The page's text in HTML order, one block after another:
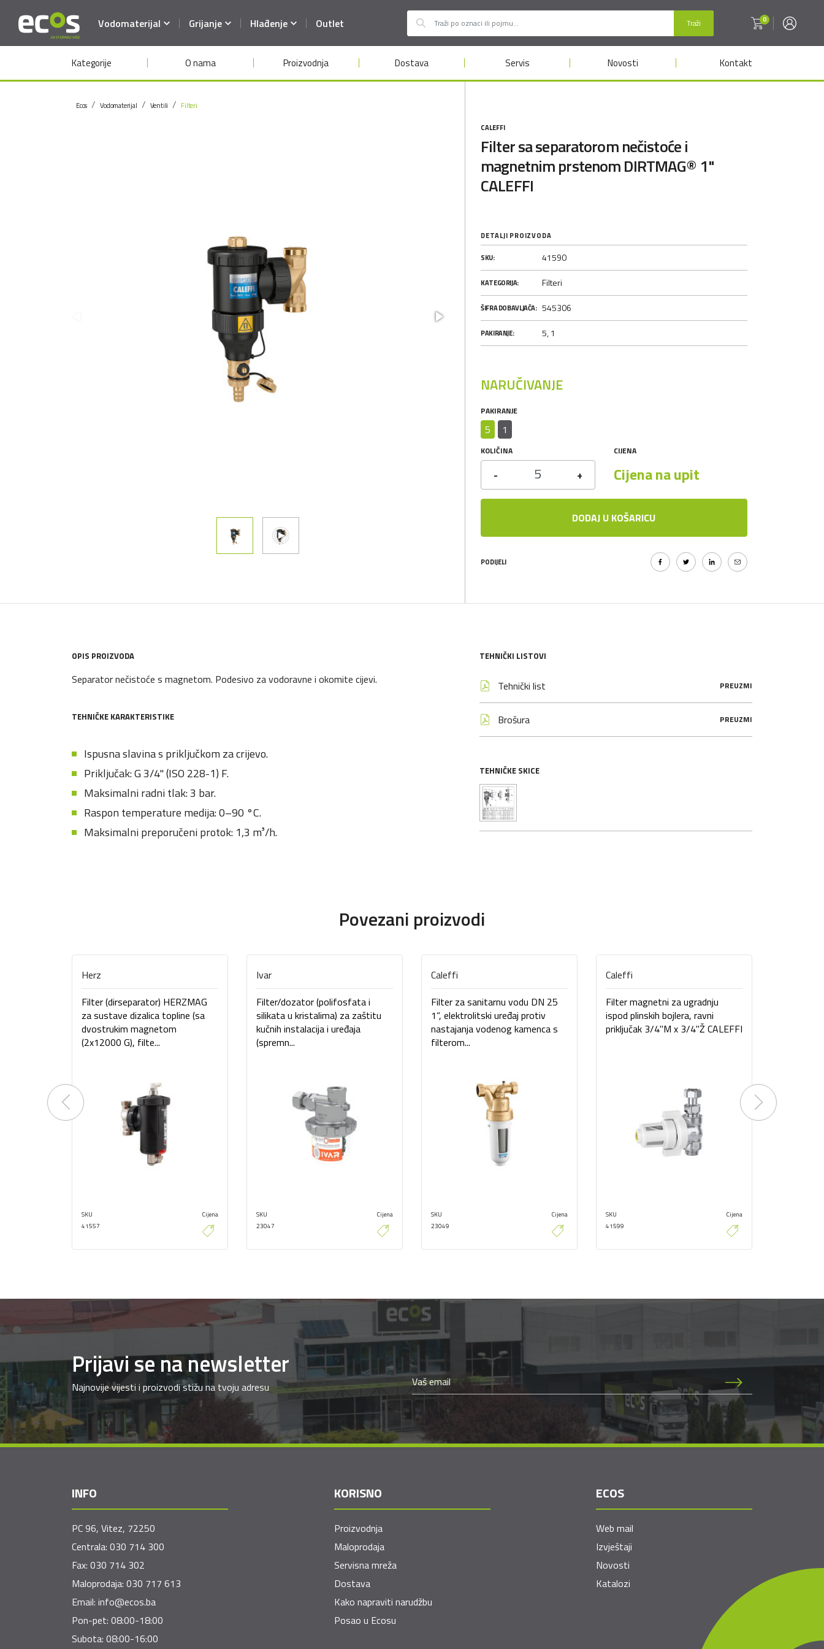
Traži 0
Vodomaterijal Grijanje Hlađenje Outlet
Kategorije O nama Proizvodnja Dostava Servis Novosti Kontakt
Ecos Vodomaterijal Ventili Filteri
CALEFFI
Filter sa separatorom nečistoće i
magnetnim prstenom DIRTMAG® 1"
CALEFFI
DETALJI PROIZVODA
SKU: 41590
KATEGORIJA: Filteri
ŠIFRA DOBAVLJAČA: 545306
PAKIRANJE: 5, 1
NARUČIVANJE
PAKIRANJE
5 1
KOLIČINA
- +
CIJENA
Cijena na upit
DODAJ U KOŠARICU
PODIJELI
OPIS PROIZVODA
Separator nečistoće s magnetom. Podesivo za vodoravne i okomite cijevi.
TEHNIČKE KARAKTERISTIKE
Ispusna slavina s priključkom za crijevo.
Priključak: G 3/4" (ISO 228-1) F.
Maksimalni radni tlak: 3 bar.
Raspon temperature medija: 0–90 °C.
Maksimalni preporučeni protok: 1,3 m³/h.
TEHNIČKI LISTOVI
Tehnički list PREUZMI
Brošura PREUZMI
TEHNIČKE SKICE
Povezani proizvodi
Herz
Filter (dirseparator) HERZMAG
za sustave dizalica topline (sa
dvostrukim magnetom
(2x12000 G), filte...
SKU
41557
Cijena
Ivar
Filter/dozator (polifosfata i
silikata u kristalima) za zaštitu
kučnih instalacija i uređaja
(spremn...
SKU
23047
Cijena
Caleffi
Filter za sanitarnu vodu DN 25
1“, elektrolitski uređaj protiv
nastajanja vodenog kamenca s
filterom...
SKU
23049
Cijena
Caleffi
Filter magnetni za ugradnju
ispod plinskih bojlera, ravni
priključak 3/4"M x 3/4"Ž CALEFFI
SKU
41599
Cijena
Previous Next
Prijavi se na newsletter
Najnovije vijesti i proizvodi stižu na tvoju adresu
INFO
PC 96, Vitez, 72250
Centrala: 030 714 300
Fax: 030 714 302
Maloprodaja: 030 717 613
Email: info@ecos.ba
Pon-pet: 08:00-18:00
Subota: 08:00-16:00
KORISNO
Proizvodnja
Maloprodaja
Servisna mreža
Dostava
Kako napraviti narudžbu
Posao u Ecosu
ECOS
Web mail
Izvještaji
Novosti
Katalozi